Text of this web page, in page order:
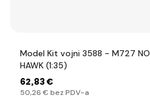
Model Kit vojni 3588 - M727
HAWK (1:35)
62,83 €
50,26 € bez PDV-a